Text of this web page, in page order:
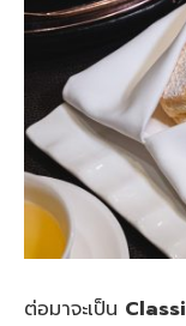
ต่อมาจะเป็น